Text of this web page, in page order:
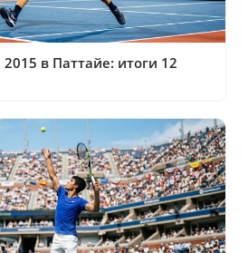
2015 в Паттайе: итоги 12